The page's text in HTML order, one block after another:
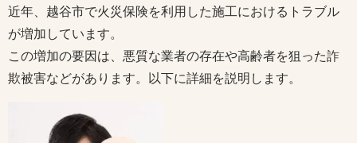
近年、越谷市で火災保険を利用した施工におけるトラブル
が増加しています。
この増加の要因は、悪質な業者の存在や高齢者を狙った詐
欺被害などがあります。以下に詳細を説明します。